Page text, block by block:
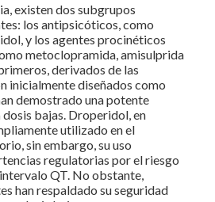
existen dos subgrupos
los antipsicóticos, como
y los agentes procinéticos
metoclopramida, amisulprida
derivados de las
inicialmente diseñados como
demostrado una potente
bajas. Droperidol, en
utilizado en el
sin embargo, su uso
regulatorias por el riesgo
QT. No obstante,
han respaldado su seguridad